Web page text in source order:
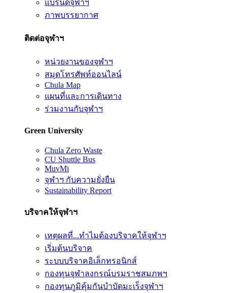
แบรนด์จุฬาฯ
ภาพบรรยากาศ
ติดต่อจุฬาฯ
หน่วยงานของจุฬาฯ
สมุดโทรศัพท์ออนไลน์
Chula Map
แผนที่และการเดินทาง
ร่วมงานกับจุฬาฯ
Green University
Chula Zero Waste
CU Shuttle Bus
MuvMi
จุฬาฯ กับความยั่งยืน
Sustainability Report
บริจาคให้จุฬาฯ
เหตุผลที่...ทำไมต้องบริจาคให้จุฬาฯ
เริ่มต้นบริจาค
ระบบบริจาคอิเล็กทรอนิกส์
กองทุนจุฬาลงกรณ์บรมราชสมภพฯ
กองทุนภูมิคุ้มกันบำบัดมะเร็งจุฬาฯ